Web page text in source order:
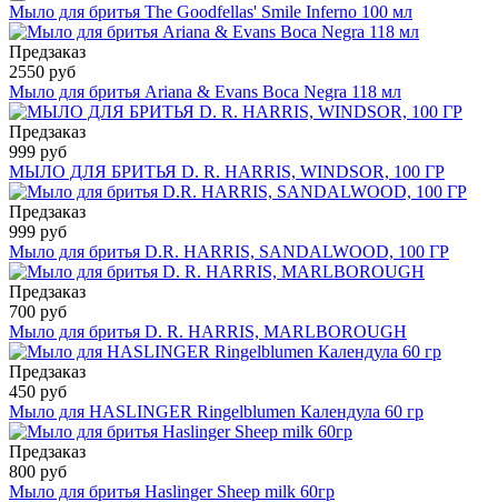
Мыло для бритья The Goodfellas' Smile Inferno 100 мл
Предзаказ
2550 руб
Мыло для бритья Ariana & Evans Boca Negra 118 мл
Предзаказ
999 руб
МЫЛО ДЛЯ БРИТЬЯ D. R. HARRIS, WINDSOR, 100 ГР
Предзаказ
999 руб
Мыло для бритья D.R. HARRIS, SANDALWOOD, 100 ГР
Предзаказ
700 руб
Мыло для бритья D. R. HARRIS, MARLBOROUGH
Предзаказ
450 руб
Мыло для HASLINGER Ringelblumen Календула 60 гр
Предзаказ
800 руб
Мыло для бритья Haslinger Sheep milk 60гр